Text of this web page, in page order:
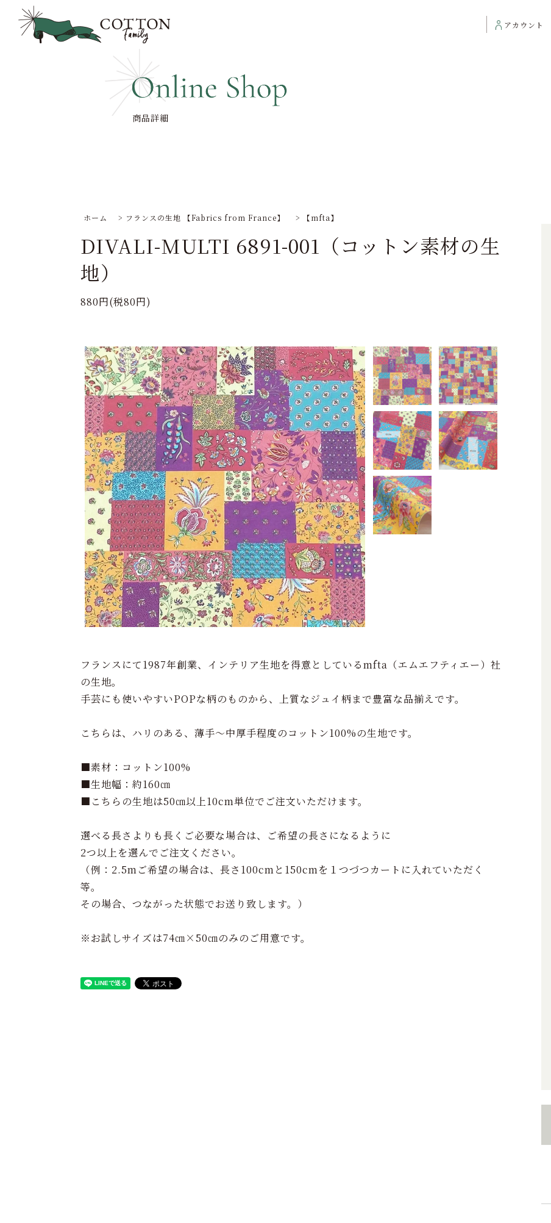
アカウント
商品詳細
ホーム > フランスの生地 【Fabrics from France】 > 【mfta】
DIVALI-MULTI 6891-001（コットン素材の生
地）
880円(税80円)
フランスにて1987年創業、インテリア生地を得意としているmfta（エムエフティエー）社
の生地。
手芸にも使いやすいPOPな柄のものから、上質なジュイ柄まで豊富な品揃えです。
こちらは、ハリのある、薄手～中厚手程度のコットン100%の生地です。
■素材：コットン100%
■生地幅：約160㎝
■こちらの生地は50㎝以上10cm単位でご注文いただけます。
選べる長さよりも長くご必要な場合は、ご希望の長さになるように
2つ以上を選んでご注文ください。
（例：2.5mご希望の場合は、長さ100cmと150cmを１つづつカートに入れていただく
等。
その場合、つながった状態でお送り致します。）
※お試しサイズは74㎝×50㎝のみのご用意です。